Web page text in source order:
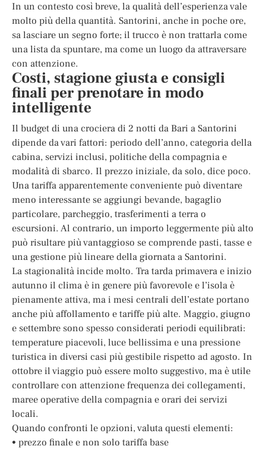
In un contesto così breve, la qualità dell’esperienza vale
molto più della quantità. Santorini, anche in poche ore,
sa lasciare un segno forte; il trucco è non trattarla come
una lista da spuntare, ma come un luogo da attraversare
con attenzione.
Costi, stagione giusta e consigli
finali per prenotare in modo
intelligente
Il budget di una crociera di 2 notti da Bari a Santorini
dipende da vari fattori: periodo dell’anno, categoria della
cabina, servizi inclusi, politiche della compagnia e
modalità di sbarco. Il prezzo iniziale, da solo, dice poco.
Una tariffa apparentemente conveniente può diventare
meno interessante se aggiungi bevande, bagaglio
particolare, parcheggio, trasferimenti a terra o
escursioni. Al contrario, un importo leggermente più alto
può risultare più vantaggioso se comprende pasti, tasse e
una gestione più lineare della giornata a Santorini.
La stagionalità incide molto. Tra tarda primavera e inizio
autunno il clima è in genere più favorevole e l’isola è
pienamente attiva, ma i mesi centrali dell’estate portano
anche più affollamento e tariffe più alte. Maggio, giugno
e settembre sono spesso considerati periodi equilibrati:
temperature piacevoli, luce bellissima e una pressione
turistica in diversi casi più gestibile rispetto ad agosto. In
ottobre il viaggio può essere molto suggestivo, ma è utile
controllare con attenzione frequenza dei collegamenti,
maree operative della compagnia e orari dei servizi
locali.
Quando confronti le opzioni, valuta questi elementi:
• prezzo finale e non solo tariffa base